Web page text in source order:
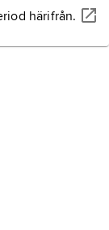
härifrån.